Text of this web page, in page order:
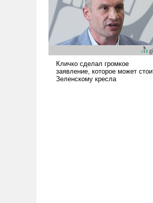
означает многолетний период
уязвимости США, например,
перед Китаем.